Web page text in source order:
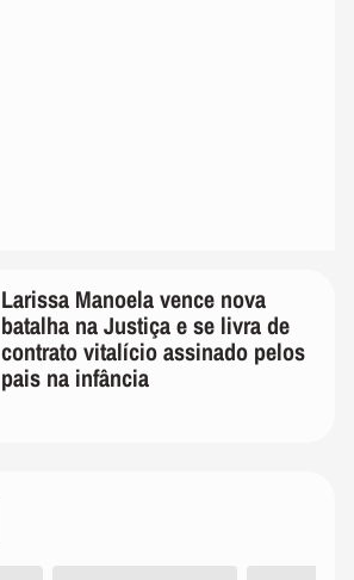
Larissa Manoela vence nova
batalha na Justiça e se livra de
contrato vitalício assinado pelos
pais na infância